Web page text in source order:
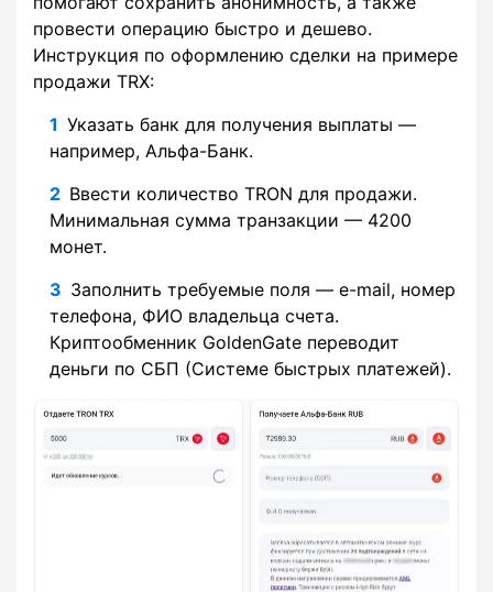
провести операцию быстро и дешево.
Инструкция по оформлению сделки на примере
продажи TRX:
Указать банк для получения выплаты —
например, Альфа-Банк.
Ввести количество TRON для продажи.
Минимальная сумма транзакции — 4200
монет.
Заполнить требуемые поля — e-mail, номер
телефона, ФИО владельца счета.
Криптообменник GoldenGate переводит
деньги по СБП (Системе быстрых платежей).